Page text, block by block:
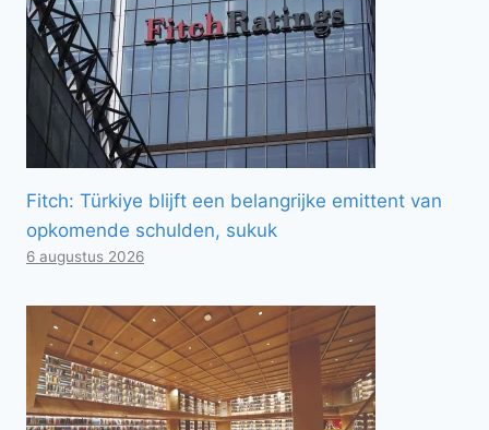
Fitch: Türkiye blijft een belangrijke emittent van
opkomende schulden, sukuk
6 augustus 2026